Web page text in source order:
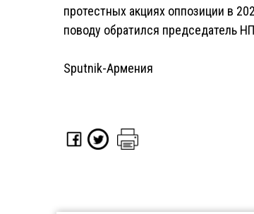
протестных акциях оппозиции в
поводу обратился председатель
Sputnik-Армения